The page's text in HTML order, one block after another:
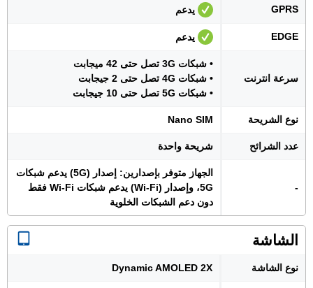
GPRS يدعم
EDGE يدعم
سرعة انترنت
• شبكات 3G تصل حتى 42 ميجابت
• شبكات 4G تصل حتى 2 جيجابت
• شبكات 5G تصل حتى 10 جيجابت
نوع الشريحة Nano SIM
عدد الشرائح شريحة واحدة
-
الجهاز متوفر بإصدارين: إصدار (5G) يدعم شبكات
5G، وإصدار (Wi-Fi) يدعم شبكات Wi-Fi فقط
دون دعم الشبكات الخلوية
الشاشة
نوع الشاشة Dynamic AMOLED 2X